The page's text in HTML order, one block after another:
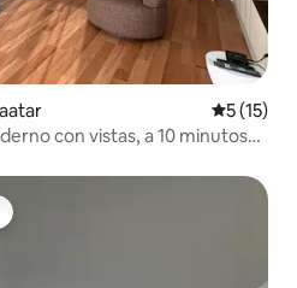
5 (15)
con vistas, a 10 minutos